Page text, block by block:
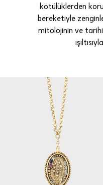
kötülüklerden
bereketiyle
mitolojinin ve